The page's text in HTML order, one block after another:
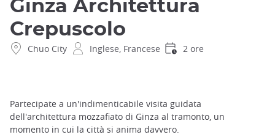
Ginza Architettura
Crepuscolo
Chuo City Inglese, Francese 2 ore
Partecipate a un'indimenticabile visita guidata
dell'architettura mozzafiato di Ginza al tramonto, un
momento in cui la città si anima davvero.